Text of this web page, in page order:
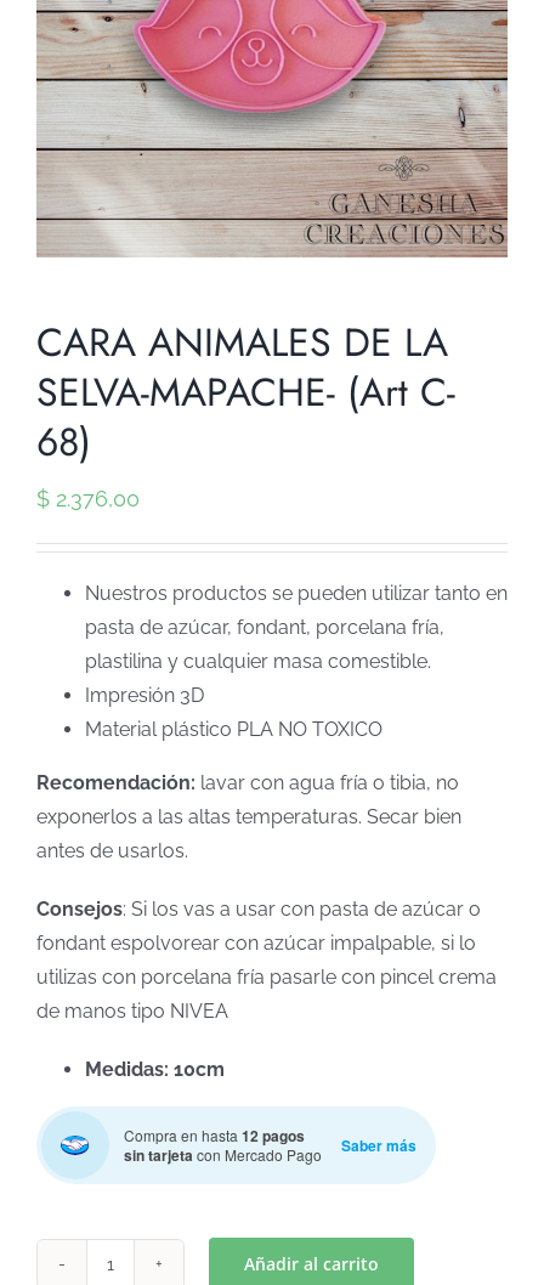
CARA ANIMALES DE LA
SELVA-MAPACHE- (Art C-
68)
$ 2.376,00
Nuestros productos se pueden utilizar tanto en
pasta de azúcar, fondant, porcelana fría,
plastilina y cualquier masa comestible.
Impresión 3D
Material plástico PLA NO TOXICO
Recomendación: lavar con agua fría o tibia, no
exponerlos a las altas temperaturas. Secar bien
antes de usarlos.
Consejos: Si los vas a usar con pasta de azúcar o
fondant espolvorear con azúcar impalpable, si lo
utilizas con porcelana fría pasarle con pincel crema
de manos tipo NIVEA
Medidas: 10cm
Compra en hasta 12 pagos
sin tarjetacon Mercado Pago Saber más
Añadir al carrito